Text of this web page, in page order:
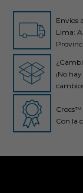
Envíos
Lima:
¡No
Crocs™
Con la